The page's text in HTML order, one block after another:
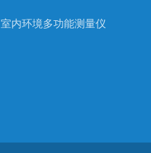
室内环境多功能测量仪